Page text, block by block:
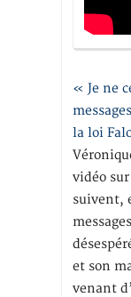
« Je ne
la loi
vidéo
suivent,
et son
venant